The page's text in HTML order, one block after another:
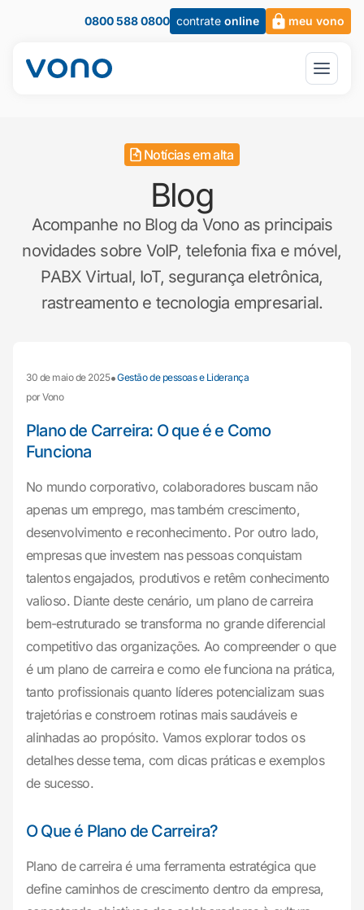
0800 588 0800 contrate online meu vono
Notícias em alta
Blog
Acompanhe no Blog da Vono as principais
novidades sobre VoIP, telefonia fixa e móvel,
PABX Virtual, IoT, segurança eletrônica,
rastreamento e tecnologia empresarial.
30 de maio de 2025•Gestão de pessoas e Liderança
por Vono
Plano de Carreira: O que é e Como
Funciona
No mundo corporativo, colaboradores buscam não
apenas um emprego, mas também crescimento,
desenvolvimento e reconhecimento. Por outro lado,
empresas que investem nas pessoas conquistam
talentos engajados, produtivos e retêm conhecimento
valioso. Diante deste cenário, um plano de carreira
bem-estruturado se transforma no grande diferencial
competitivo das organizações. Ao compreender o que
é um plano de carreira e como ele funciona na prática,
tanto profissionais quanto líderes potencializam suas
trajetórias e constroem rotinas mais saudáveis e
alinhadas ao propósito. Vamos explorar todos os
detalhes desse tema, com dicas práticas e exemplos
de sucesso.
O Que é Plano de Carreira?
Plano de carreira é uma ferramenta estratégica que
define caminhos de crescimento dentro da empresa,